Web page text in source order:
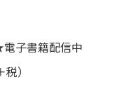
子書籍配信中
）